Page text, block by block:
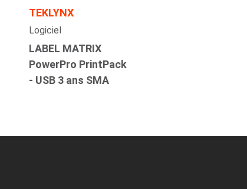
TEKLYNX
Logiciel
LABEL MATRIX
PowerPro PrintPack
- USB 3 ans SMA